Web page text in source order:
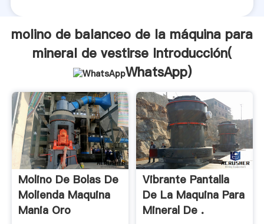
molino de balanceo de la máquina para
mineral de vestirse Introducción(
WhatsApp)
Molino De Bolas De
Molienda Maquina
Mania Oro
Vibrante Pantalla
De La Maquina Para
Mineral De .